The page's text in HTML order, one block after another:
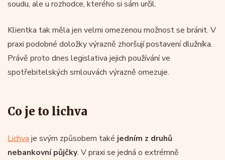
soudu, ale u rozhodce, kterého si sám určil.
Klientka tak měla jen velmi omezenou možnost se bránit. V
praxi podobné doložky výrazně zhoršují postavení dlužníka.
Právě proto dnes legislativa jejich používání ve
spotřebitelských smlouvách výrazně omezuje.
Co je to lichva
Lichva je svým způsobem také jedním z druhů
nebankovní půjčky. V praxi se jedná o extrémně